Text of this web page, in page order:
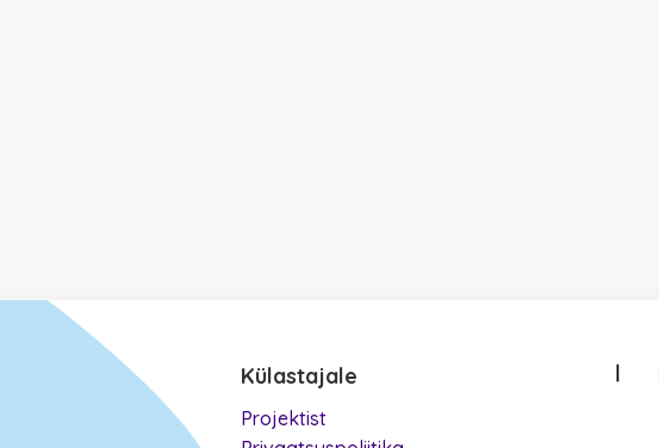
Külastajale
Projektist